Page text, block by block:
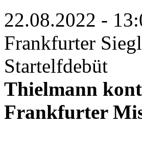
22.08.2022 -
Frankfurter
Startelfdebüt
Thielmann
Frankfurter